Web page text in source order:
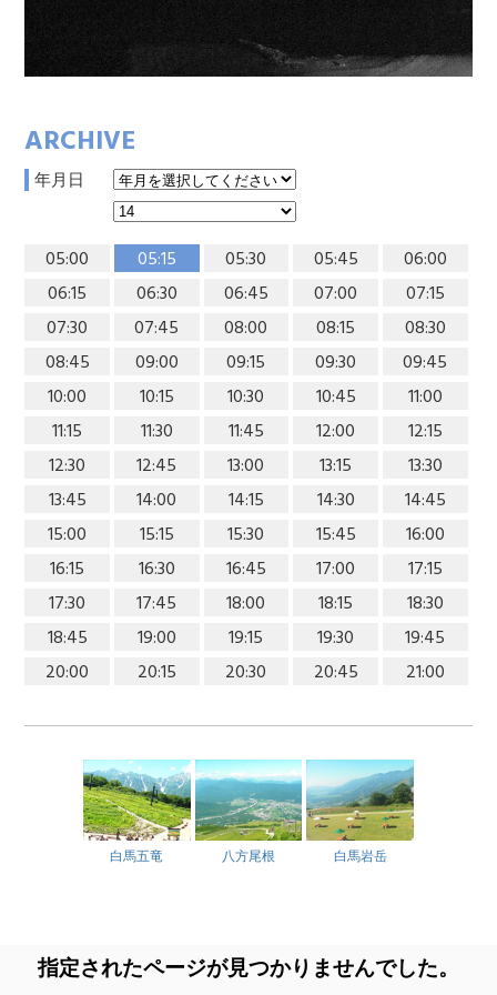
ARCHIVE
年月日
05:00 05:15 05:30 05:45
06:00
06:15
06:30 06:45 07:00
07:15
07:30
07:45 08:00 08:15
08:30
08:45
09:00 09:15 09:30
09:45
10:00
10:15 10:30 10:45
11:00
11:15
11:30 11:45 12:00
12:15
12:30
12:45 13:00 13:15
13:30
13:45
14:00 14:15 14:30
14:45
15:00
15:15 15:30 15:45
16:00
16:15
16:30 16:45 17:00
17:15
17:30
17:45 18:00 18:15
18:30
18:45
19:00 19:15 19:30
19:45
20:00
20:15 20:30 20:45 21:00
白馬五竜 八方尾根 白馬岩岳